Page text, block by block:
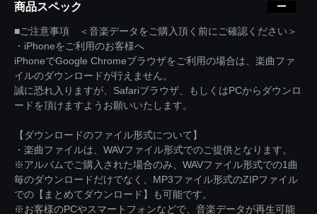
商品スペック
■ご注意事項 ＜音楽データをご購入頂く前にご確認ください＞
・iPhoneをご利用のお客様へ
iPhoneでGoogle Chromeブラウザをご利用の場合は、楽曲ファ
イルのダウンロードが行えません。
誠に恐れ入りますが、Safariブラウザ、もしくはPCからダウンロ
ードを頂けますようお願いいたします。
【ダウンロードのファイル形式について】
・楽曲ファイルは、WAVファイル形式でのご提供となります。
※アルバムでご購入された場合のみ、WAVファイル形式での1曲
毎のダウンロードだけでなく、MP3ファイル形式のZIPファイル
での【まとめてダウンロード】も可能です。
※お客様のPCやスマートフォンなどで、音楽データが再生可能